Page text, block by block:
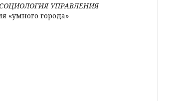
УПРАВЛЕНИЯ
«умного города»